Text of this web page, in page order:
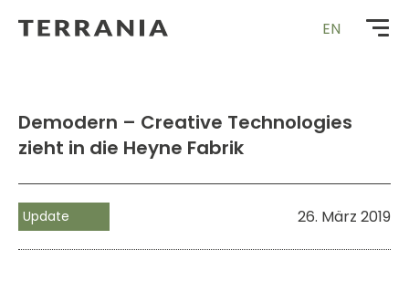
Zur
EN
Demodern – Creative Technologies
zieht in die Heyne Fabrik
Update 26. März 2019